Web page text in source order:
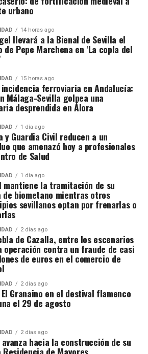
expresamente
muralla
de 1828 confirma queJosé
para adosar una vivienda
Rosa. Francisco Díaz pidió
formada por la «muralla
de los Hortelanos. Antonio
cuatro varas en los
con obligación de edificar en
del Campillo solicitó intervenir
intermedio entre las murallas».
transforma
dedicada a defraudar
de bebidas alcohólicas
parte de las ganancias
mediante operaciones de
como ‘Drink/Alambique’,
momento con 13 personas
investigadas. Hacienda
en 11,9 millones de euros
defraudadas
fiscales comprendidos entre
advierten los investigadores,
a medida que se estudie la
Puebla de Cazalla
Puebla no es meramente
se desarrolló el pasado
y comprendió nueve entradas y
mercantiles situadas en La
Badajoz y Córdoba,
de un domicilio particular en La
La información oficial no precisa,
cuántas de las nueve empresas
concretamente en el
por lo que no sería correcto
la totalidad de esos registros.
urbano
14 horas ago
llevará a la Bienal de Sevilla el
de Pepe Marchena en ‘La copla del
15 horas ago
incidencia ferroviaria en Andalucía:
Málaga-Sevilla golpea una
desprendida en Álora
1 día ago
y Guardia Civil reducen a un
que amenazó hoy a profesionales
de Salud
1 día ago
mantiene la tramitación de su
de biometano mientras otros
sevillanos optan por frenarlas o
2 días ago
de Cazalla, entre los escenarios
operación contra un fraude de casi
de euros en el comercio de
2 días ago
Granaino en el destival flamenco
el 29 de agosto
2 días ago
avanza hacia la construcción de su